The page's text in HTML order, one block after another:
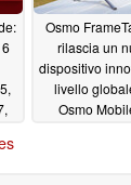
Osmo
rilascia un
dispositivo
livello
Osmo